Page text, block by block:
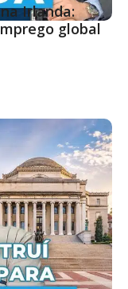
Irlanda:
global